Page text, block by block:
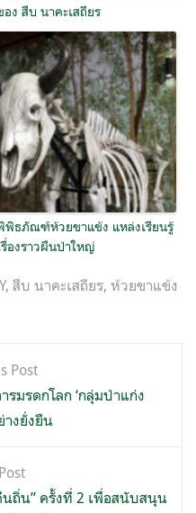
อง สืบ นาคะเสถียร
พิธภัณฑ์ห้วยขาแข้ง แหล่งเรียนรู้
รื่องราวผืนป่าใหญ่
, สืบ นาคะเสถียร, ห้วยขาแข้ง
Post
มรดกโลก ‘กลุ่มป่าแก่ง
างยั่งยืน
ถิ่น” ครั้งที่ 2 เพื่อสนับสนุน